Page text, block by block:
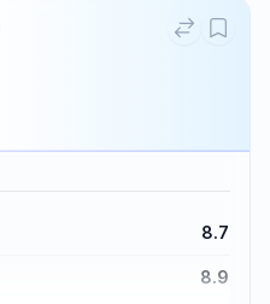
8.7
8.9